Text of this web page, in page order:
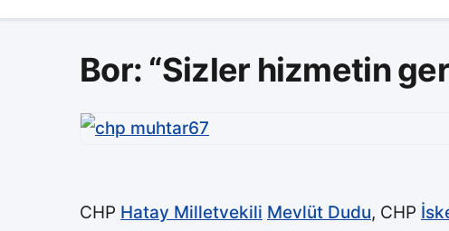
Bor: “Sizler hizmetin
CHP Hatay Milletvekili Mevlüt Dudu, CHP